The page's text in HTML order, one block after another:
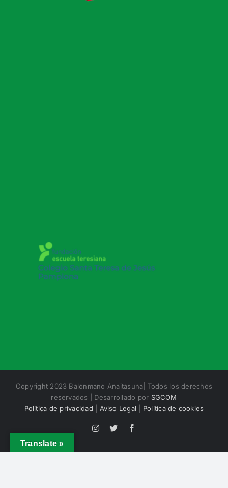
Copyright 2023 Balonmano Anaitasuna| Todos los derechos
reservados | Desarrollado por SGCOM
Política de privacidad
Aviso Legal Política de cookies
Instagram
X
Translate »